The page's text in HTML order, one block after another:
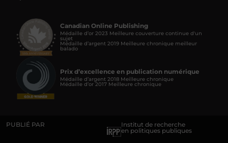
Canadian Online Publishing
Médaille d’or 2023 Meilleure couverture continue d'un
sujet
Médaille d’argent 2019 Meilleure chronique meilleur
balado
Prix d’excellence en publication numérique
Médaille d’argent 2018 Meilleure chronique
Médaille d’or 2017 Meilleure chronique
PUBLIÉ PAR
Institut de recherche
en politiques publiques